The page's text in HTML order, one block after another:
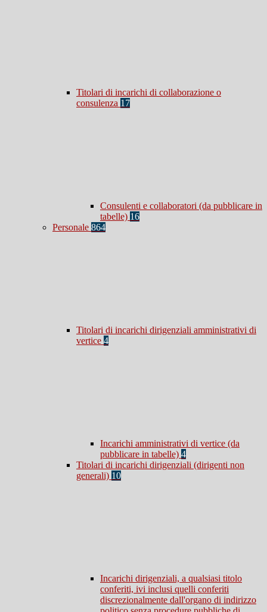
Titolari di incarichi di collaborazione o
consulenza 17
Consulenti e collaboratori (da pubblicare in
tabelle) 16
Personale 864
Titolari di incarichi dirigenziali amministrativi di
vertice 4
Incarichi amministrativi di vertice (da
pubblicare in tabelle) 4
Titolari di incarichi dirigenziali (dirigenti non
generali) 10
Incarichi dirigenziali, a qualsiasi titolo
conferiti, ivi inclusi quelli conferiti
discrezionalmente dall'organo di indirizzo